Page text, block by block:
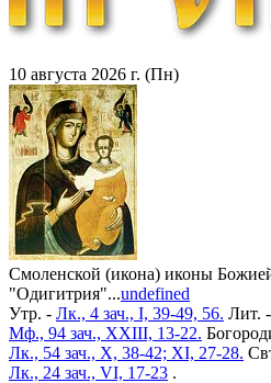
10 августа 2026 г. (Пн)
Смоленской (икона) иконы
"Одигитрия"...undefined
Утр. - Лк., 4 зач., I, 39-49, 56. Лит. -
Мф., 94 зач., XXIII, 13-22.
Лк., 54 зач., X, 38-42; XI, 27-28.
Лк., 24 зач., VI, 17-23 .